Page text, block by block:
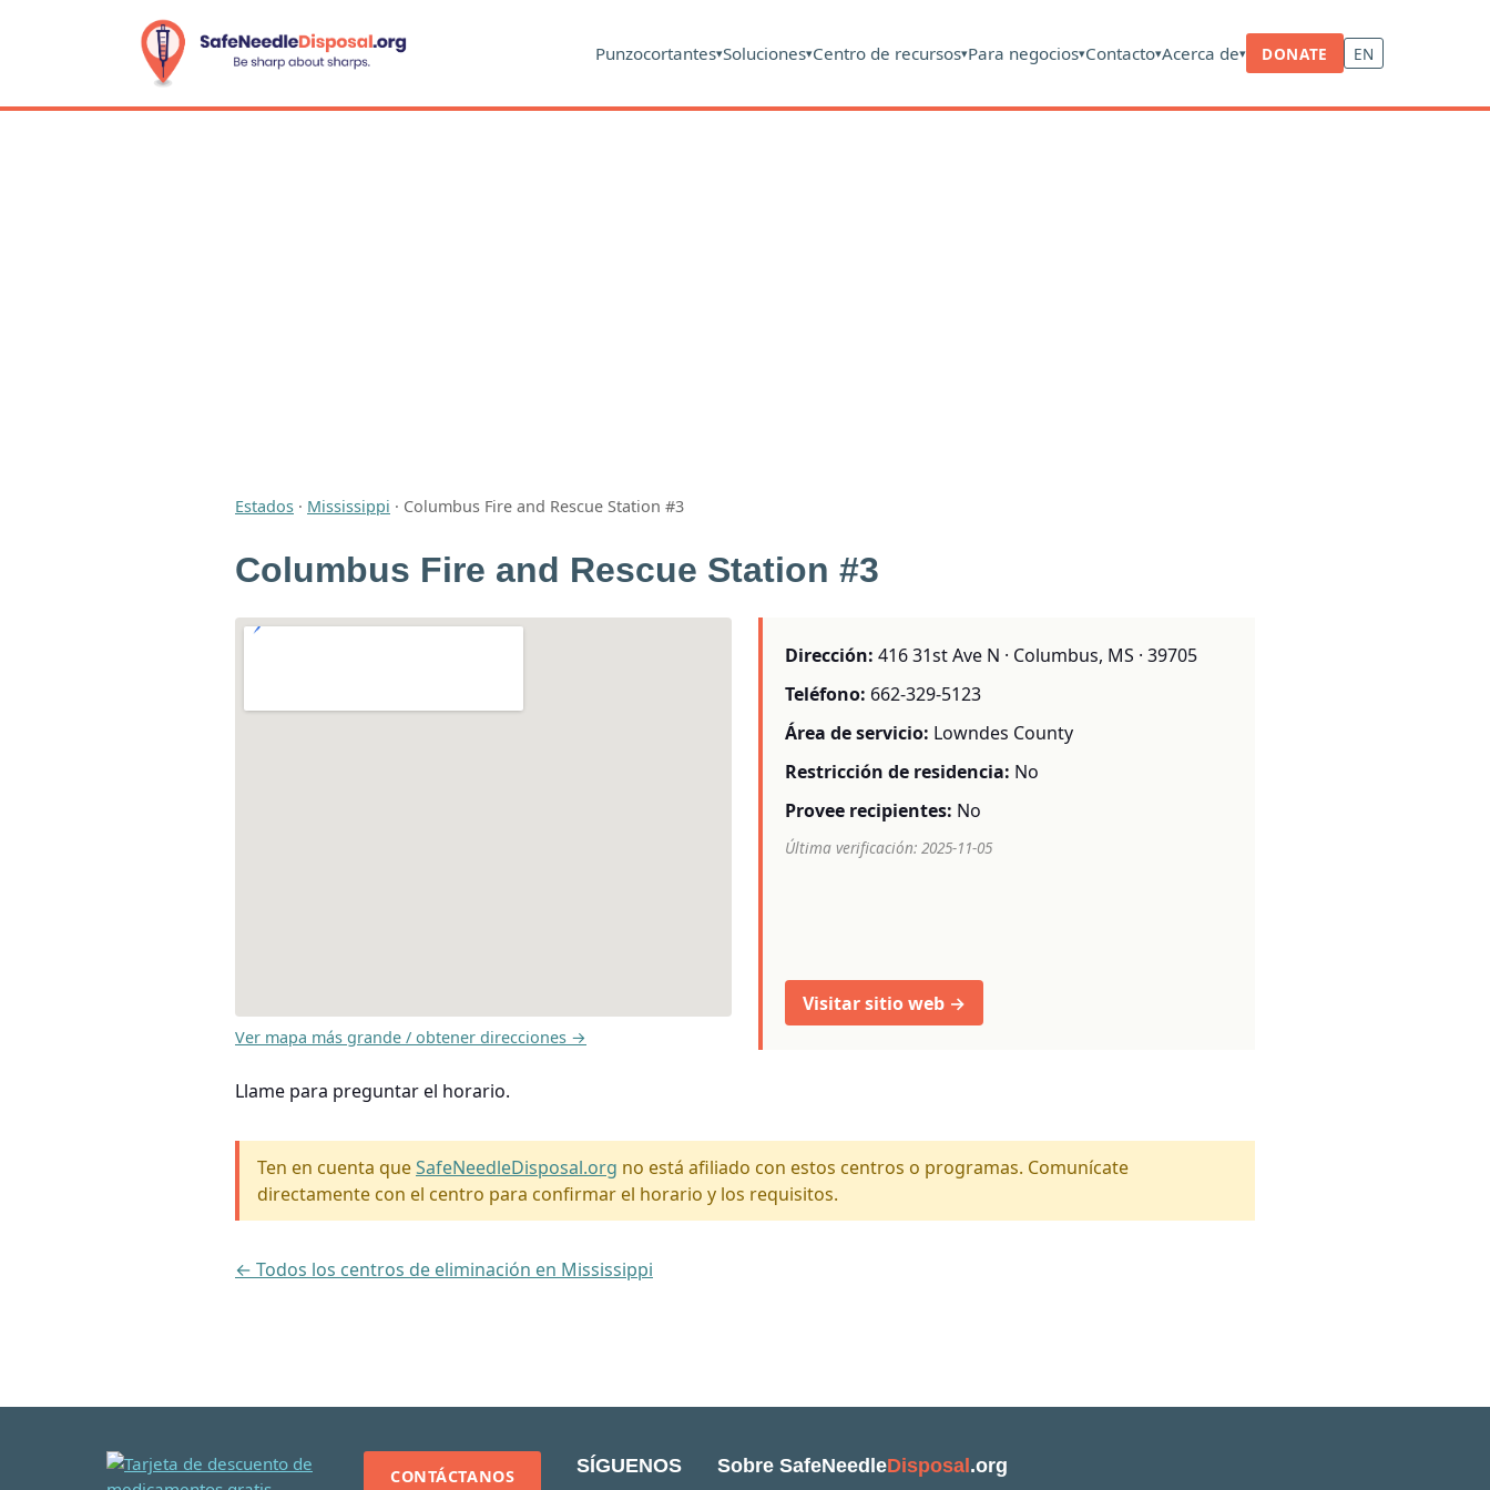
Punzocortantes▾Soluciones▾Centro de recursos▾Para negocios▾Contacto▾Acerca de▾ DONATE EN
Estados · Mississippi · Columbus Fire and Rescue Station #3
Columbus Fire and Rescue Station #3
Ver mapa más grande / obtener direcciones →
Dirección: 416 31st Ave N · Columbus, MS · 39705
Teléfono: 662-329-5123
Área de servicio: Lowndes County
Restricción de residencia: No
Provee recipientes: No
Última verificación: 2025-11-05
Visitar sitio web →
Llame para preguntar el horario.
Ten en cuenta queSafeNeedleDisposal.org no está afiliado con estos centros o programas. Comunícate
directamente con el centro para confirmar el horario y los requisitos.
← Todos los centros de eliminación en Mississippi
CONTÁCTANOS SÍGUENOS Sobre SafeNeedleDisposal.org